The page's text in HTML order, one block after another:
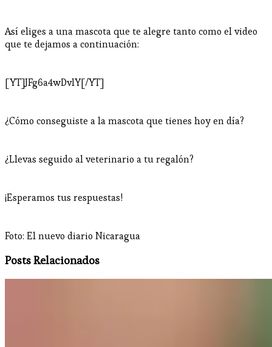
Así eliges a una mascota que te alegre tanto como el video
que te dejamos a continuación:
[YT]JFg6a4wDvlY[/YT]
¿Cómo conseguiste a la mascota que tienes hoy en día?
¿Llevas seguido al veterinario a tu regalón?
¡Esperamos tus respuestas!
Foto: El nuevo diario Nicaragua
Posts Relacionados